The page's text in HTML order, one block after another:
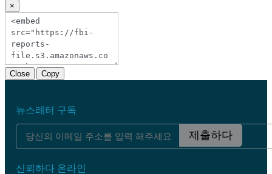
×
Close Copy
뉴스레터 구독
제출하다
신뢰하다 온라인